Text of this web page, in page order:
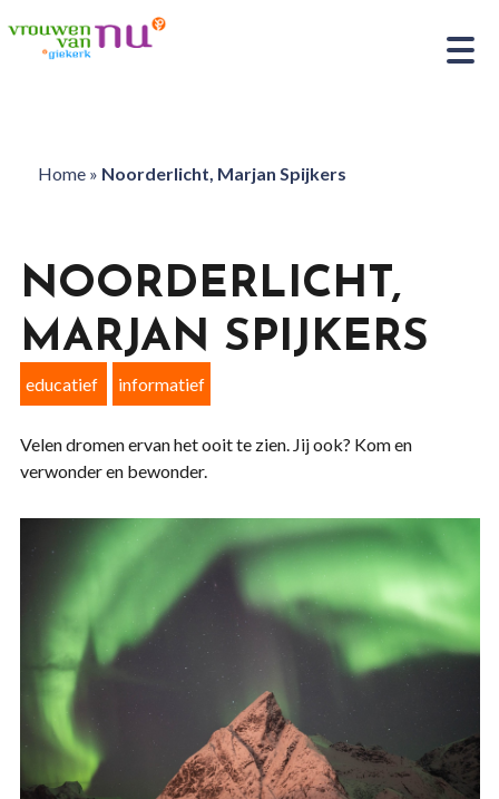
Home» Noorderlicht, Marjan Spijkers
NOORDERLICHT,
MARJAN SPIJKERS
educatief informatief
Velen dromen ervan het ooit te zien. Jij ook? Kom en
verwonder en bewonder.